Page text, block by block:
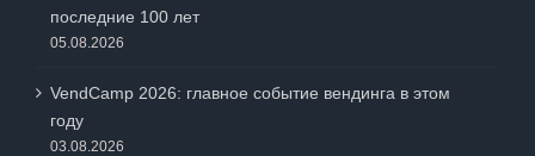
последние 100 лет
05.08.2026
VendCamp 2026: главное событие вендинга в этом
году
03.08.2026